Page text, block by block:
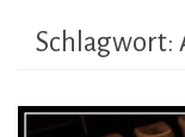
Schlagwort: